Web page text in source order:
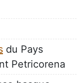
du Pays
Petricorena